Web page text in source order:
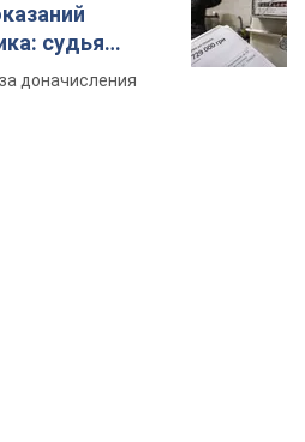
судья
доначисления